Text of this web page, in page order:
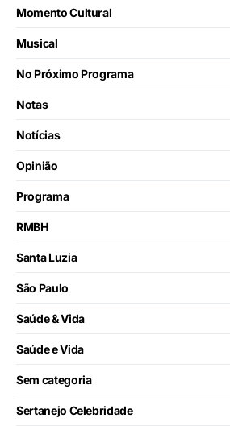
Momento Cultural
Musical
No Próximo Programa
Notas
Notícias
Opinião
Programa
RMBH
Santa Luzia
São Paulo
Saúde & Vida
Saúde e Vida
Sem categoria
Sertanejo Celebridade